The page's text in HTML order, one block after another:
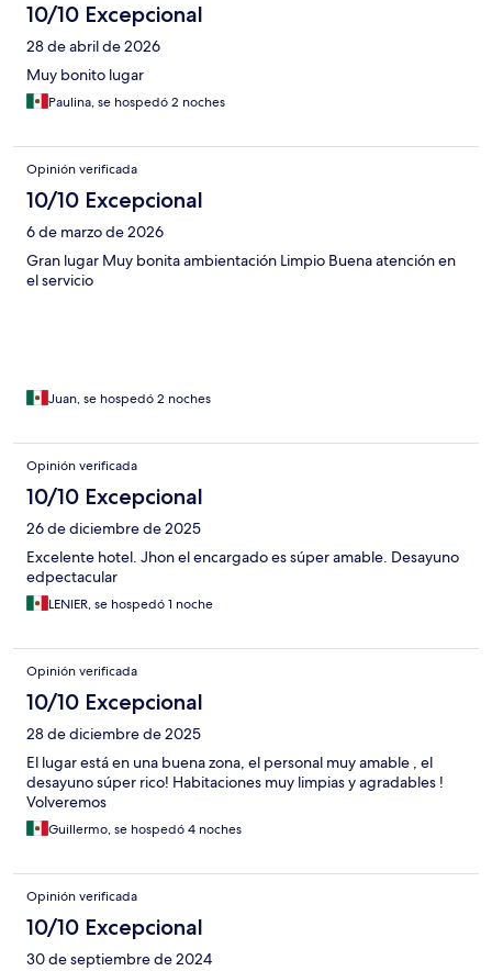
10/10 Excepcional
28 de abril de 2026
Muy bonito lugar
Paulina, se hospedó 2 noches
Opinión verificada
10/10 Excepcional
6 de marzo de 2026
Gran lugar Muy bonita ambientación Limpio Buena atención en
el servicio
Juan, se hospedó 2 noches
Opinión verificada
10/10 Excepcional
26 de diciembre de 2025
Excelente hotel. Jhon el encargado es súper amable. Desayuno
edpectacular
LENIER, se hospedó 1 noche
Opinión verificada
10/10 Excepcional
28 de diciembre de 2025
El lugar está en una buena zona, el personal muy amable , el
desayuno súper rico! Habitaciones muy limpias y agradables !
Volveremos
Guillermo, se hospedó 4 noches
Opinión verificada
10/10 Excepcional
30 de septiembre de 2024